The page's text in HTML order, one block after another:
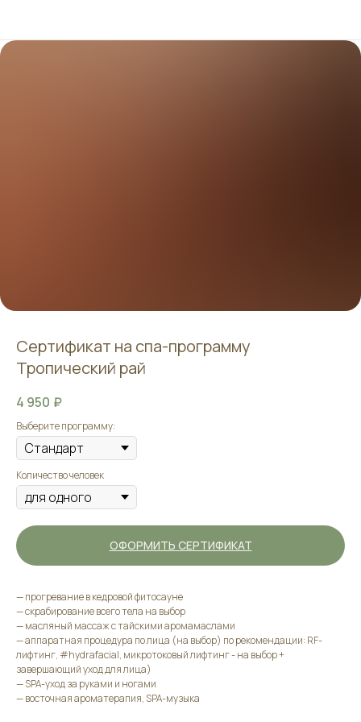
Сертификат на спа-программу
Тропический рай
4 950 ₽
Выберите программу:
Количество человек
ОФОРМИТЬ СЕРТИФИКАТ
— прогревание в кедровой фитосауне
— скрабирование всего тела на выбор
— масляный массаж с тайскими аромамаслами
— аппаратная процедура по лица (на выбор) по рекомендации: RF-
лифтинг, #hydrafacial, микротоковый лифтинг - на выбор +
завершающий уход для лица)
— SPA-уход за руками и ногами
— восточная ароматерапия, SPA-музыка